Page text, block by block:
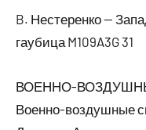
B. Нестеренко —
гаубица M109A3G 31
ВОЕННО-
Военно-воздушные